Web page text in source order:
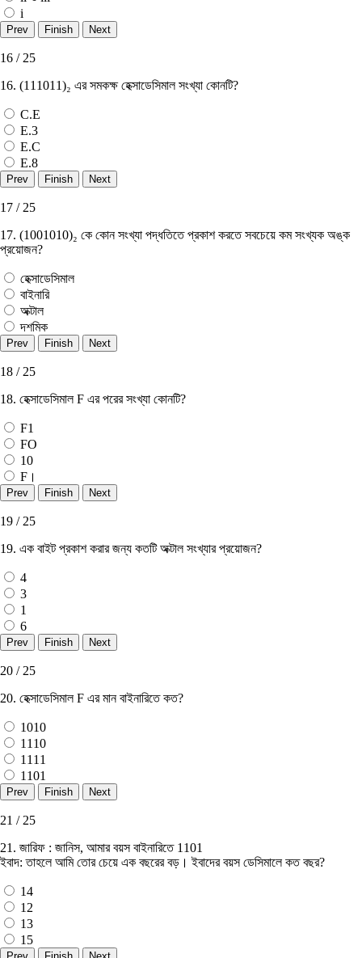
i
16 / 25
16. (111011)₂ এর সমকক্ষ হেক্সাডেসিমাল সংখ্যা কোনটি?
C.E
E.3
E.C
E.8
17 / 25
17. (1001010)₂ কে কোন সংখ্যা পদ্ধতিতে প্রকাশ করতে সবচেয়ে কম সংখ্যক অঙ্ক
প্রয়ােজন?
হেক্সাডেসিমাল
বাইনারি
অক্টাল
দশমিক
18 / 25
18. হেক্সাডেসিমাল F এর পরের সংখ্যা কোনটি?
F1
FO
10
F।
19 / 25
19. এক বাইট প্রকাশ করার জন্য কতটি অক্টাল সংখ্যার প্রয়ােজন?
4
3
1
6
20 / 25
20. হেক্সাডেসিমাল F এর মান বাইনারিতে কত?
1010
1110
1111
1101
21 / 25
21. জারিফ : জানিস, আমার বয়স বাইনারিতে 1101
ইবাদ: তাহলে আমি তাের চেয়ে এক বছরের বড়। ইবাদের বয়স ডেসিমালে কত বছর?
14
12
13
15